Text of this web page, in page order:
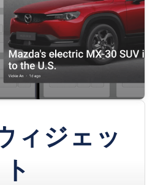
ィジェッ
ト